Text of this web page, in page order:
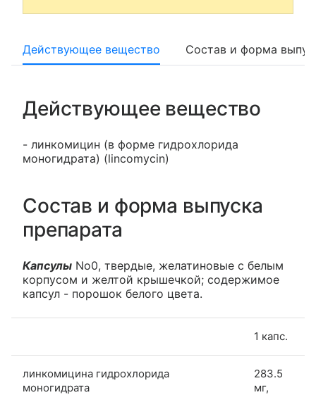
Действующее вещество Состав и форма
Действующее вещество
- линкомицин (в форме гидрохлорида
моногидрата) (lincomycin)
Состав и форма выпуска
препарата
Капсулы No0, твердые, желатиновые с белым
корпусом и желтой крышечкой; содержимое
капсул - порошок белого цвета.
1 капс.
линкомицина гидрохлорида
моногидрата
283.5
мг,